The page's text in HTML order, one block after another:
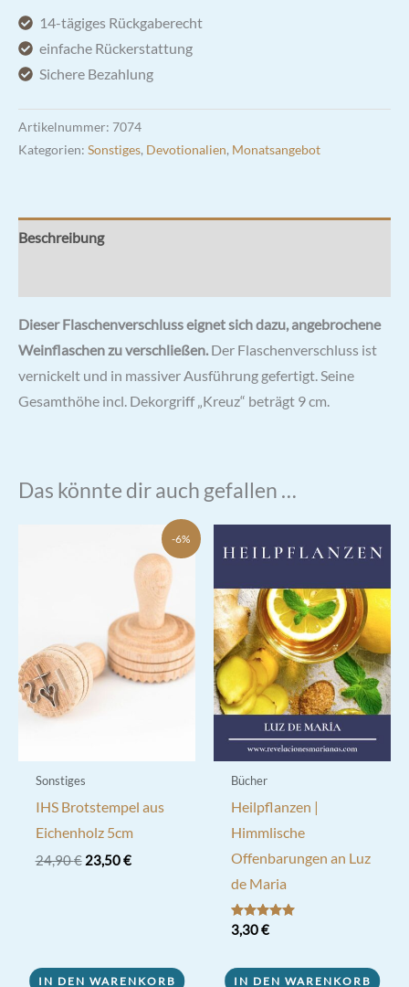
14-tägiges Rückgaberecht
einfache Rückerstattung
Sichere Bezahlung
Artikelnummer: 7074
Kategorien: Sonstiges, Devotionalien, Monatsangebot
Beschreibung
Dieser Flaschenverschluss eignet sich dazu, angebrochene
Weinflaschen zu verschließen.Der Flaschenverschluss ist
vernickelt und in massiver Ausführung gefertigt. Seine
Gesamthöhe incl. Dekorgriff „Kreuz“ beträgt 9 cm.
Das könnte dir auch gefallen …
-6%
Sonstiges
IHS Brotstempel aus
Eichenholz 5cm
24,90€ Ursprünglicher
23,50€Aktueller
IN DEN WARENKORB
Bücher
Heilpflanzen |
Himmlische
Offenbarungen an Luz
de Maria
Bewertet mit
5.00
3,30€
IN DEN WARENKORB